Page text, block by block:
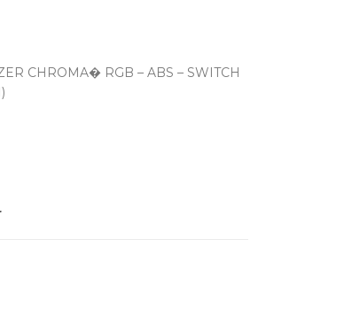
CHROMA� RGB – ABS – SWITCH